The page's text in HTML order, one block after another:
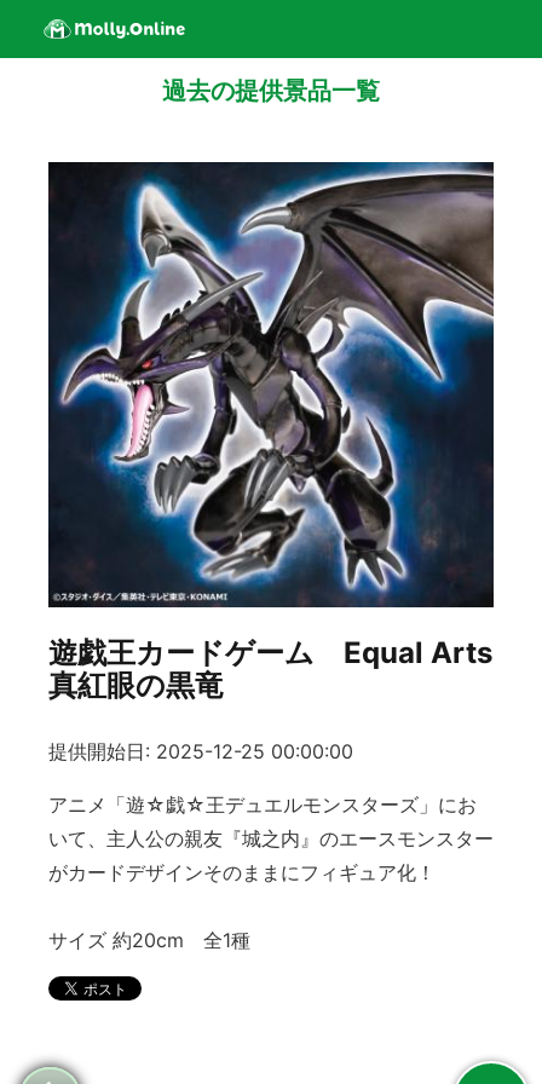
過去の提供景品一覧
遊戯王カードゲーム Equal Arts
真紅眼の黒竜
提供開始日: 2025-12-25 00:00:00
アニメ「遊☆戯☆王デュエルモンスターズ」にお
いて、主人公の親友『城之内』のエースモンスター
がカードデザインそのままにフィギュア化！
サイズ 約20cm 全1種